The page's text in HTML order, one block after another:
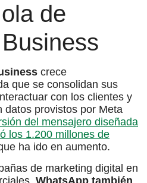
de
crece
que se consolidan sus
con los clientes y
datos provistos por Meta
del mensajero diseñada
los 1.200 millones de
ha ido en aumento.
de marketing digital en
WhatsApp también